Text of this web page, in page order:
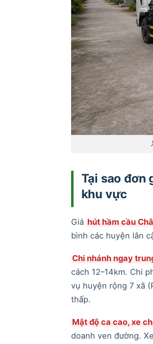
Tại sao đơn
khu vực
Giá hút hầm cầu
bình các huyện lân
Chi nhánh ngay
cách 12–14km. Chi
vụ huyện rộng 7 xã
thấp.
Mật độ ca cao, xe
doanh ven đường.